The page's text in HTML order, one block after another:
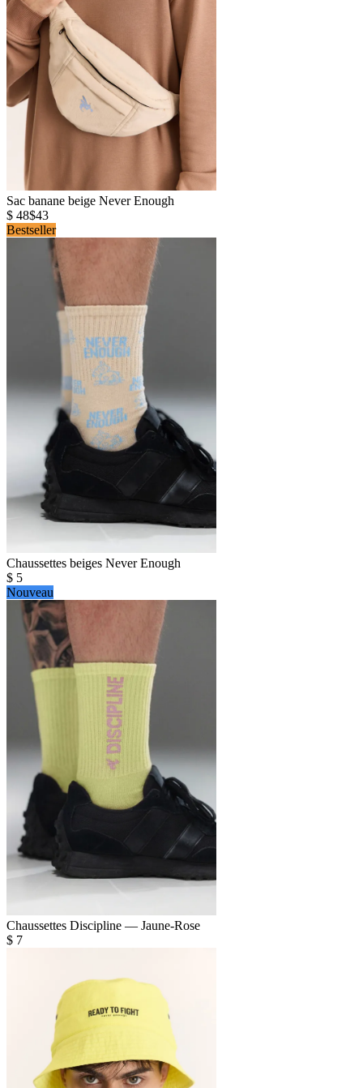
Sac banane beige Never Enough
$ 48$43
Bestseller
Chaussettes beiges Never Enough
$ 5
Nouveau
Chaussettes Discipline — Jaune-Rose
$ 7